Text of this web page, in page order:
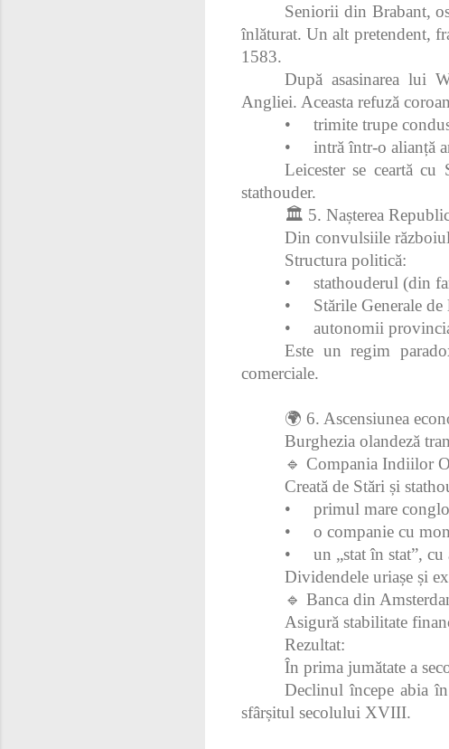
Seniorii din Brabant,
înlăturat. Un alt pretendent,
1583.
După asasinarea lui
Angliei. Aceasta refuză
•
trimite trupe
•
intră într-o alianță
Leicester se ceartă
stathouder.
🏛 5. Nașterea
Din convulsiile
Structura politică:
•
stathouderul (din
•
Stările Generale
•
autonomii
Este un regim
comerciale.
🌍 6. Ascensiunea
Burghezia olandeză
🔹 Compania Indiilor
Creată de Stări și
•
primul mare
•
o companie cu
•
un „stat în stat”,
Dividendele uriașe și
🔹 Banca din
Asigură stabilitate
Rezultat:
În prima jumătate a
Declinul începe abia
sfârșitul secolului XVIII.